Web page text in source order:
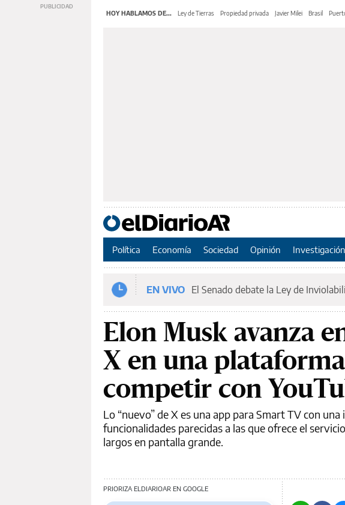
HOY HABLAMOS DE... Ley de Tierras Propiedad privada Javier Milei Brasil
Política Economía Sociedad Opinión Investigación
EN VIVO El Senado debate la Ley de
Elon Musk avanza
X en una
competir con
Lo “nuevo” de X es una app para Smart TV con
funcionalidades parecidas a las que ofrece el
largos en pantalla grande.
PRIORIZA ELDIARIOAR EN GOOGLE